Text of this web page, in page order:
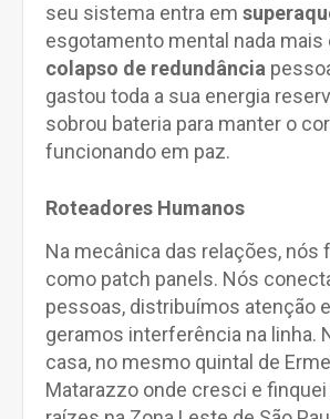
seu sistema entra em
esgotamento mental nada mais
colapso de redundância
gastou toda a sua energia
sobrou bateria para manter o
funcionando em paz.
Roteadores Humanos
Na mecânica das relações, nós
como patch panels. Nós
pessoas, distribuímos atenção
geramos interferência na linha.
casa, no mesmo quintal de
Matarazzo onde cresci e